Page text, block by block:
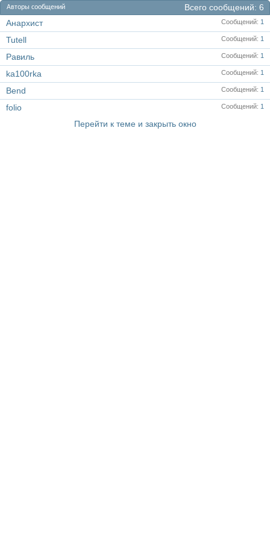
Всего сообщений 6
Авторы сообщений
Сообщений 1
Анархист
Сообщений 1
Tutell
Сообщений 1
Равиль
Сообщений 1
ka100rka
Сообщений 1
Bend
Сообщений 1
folio
Перейти к теме и закрыть окно